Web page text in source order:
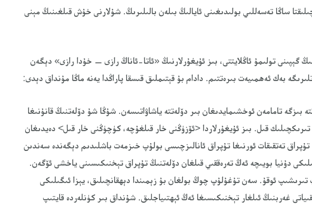
ساڭا تەسەللىي بولىدىغىنى ئايالىڭ بىلەن بالىلىرىڭ. شۇلارنى خۇش قىلغىنىڭ مېنى
گېپىنى تولىمۇ ئاڭلايتتى، بىز ئۇيغۇرلارنىڭ «ئاتا-ئاناڭ رازى — خۇدا رازى» دېگەن
بەك ئەھمىيەت بىرەتتىم. دادام بۇ قېتىملىق قىسقا پاراڭدا يەنە ماڭا مۇنداق دېدى:
بىزگە تامامەن ئوخشىمايدىغان بىر دۆلەتتە ياشاۋاتىسەن. شۇڭا شۇ دۆلەتنىڭ قانۇنىغا
قىل. بىز ئۇيغۇرلاردا <ئۆزۈڭنى خار قىلغۇچە، كۈچۈڭنى خار قىل> دەيدىغان
تەتقىقات ئورنىغا تۇپراق ئانالىزچىسى بولۇپ خىزمەت باشلىدىم دېگەندە سەندىن
دۇنيا بويىچە ئەڭ تەرەققىي قىلغان دۆلەتنىڭ تۇپراق تېخنىكىسىنى ياخشى ئۆگەن.
تىرىشىپ ئوقۇ. سەن تۇغۇلۇپ چوڭ بولغان بۇ زېمىندا دېھقانچىلىق، يېزا ئىگىلىكى
غەربنىڭ ئىلغار تېخنىكىسىغا ئەڭ ئېھتىياجلىق. شۇنداق بىر كۈنلەردە قايتىپ